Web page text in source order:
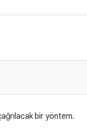
bir yöntem.